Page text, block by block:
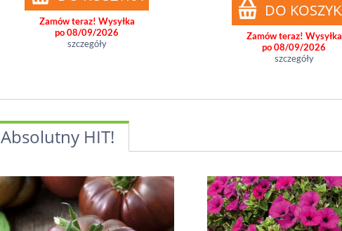
Zamów teraz! Wysyłka
po 08/09/2026
szczegóły
Zamów teraz! Wysyłka
po 08/09/2026
szczegóły
Absolutny HIT!